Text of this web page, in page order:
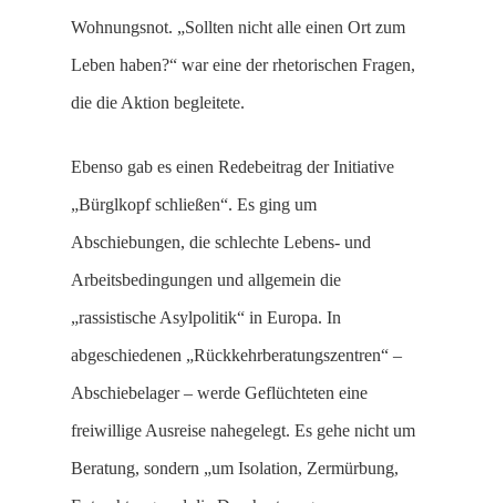
Wohnungsnot. „Sollten nicht alle einen Ort zum
Leben haben?“ war eine der rhetorischen Fragen,
die die Aktion begleitete.
Ebenso gab es einen Redebeitrag der Initiative
„Bürglkopf schließen“. Es ging um
Abschiebungen, die schlechte Lebens- und
Arbeitsbedingungen und allgemein die
„rassistische Asylpolitik“ in Europa. In
abgeschiedenen „Rückkehrberatungszentren“ –
Abschiebelager – werde Geflüchteten eine
freiwillige Ausreise nahegelegt. Es gehe nicht um
Beratung, sondern „um Isolation, Zermürbung,